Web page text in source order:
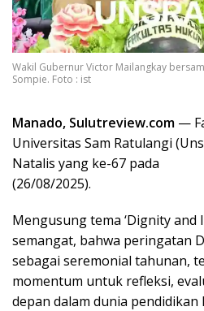
Wakil Gubernur Victor Mailangkay
Sompie. Foto : ist
Manado, Sulutreview.com —
Universitas Sam Ratulangi
Natalis yang ke-67 pada
(26/08/2025).
Mengusung tema ‘Dignity and
semangat, bahwa peringatan
sebagai seremonial tahunan,
momentum untuk refleksi,
depan dalam dunia pendidikan